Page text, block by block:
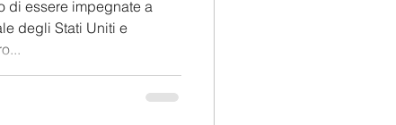
di essere impegnate a
degli Stati Uniti e